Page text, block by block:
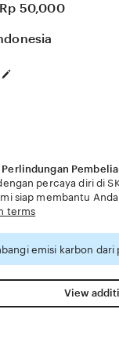
Rp 50,000
Perlindungan
percaya diri di
siap membantu
terms
emisi karbon
View